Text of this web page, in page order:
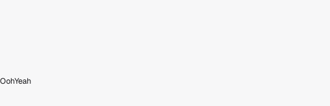
OohYeah